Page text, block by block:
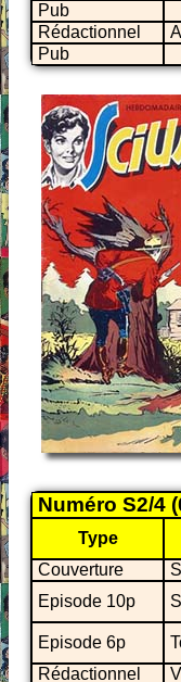
Pub
Rédactionnel
Pub
Numéro S2/4
Type
Couverture
Episode 10p
Episode 6p
Rédactionnel